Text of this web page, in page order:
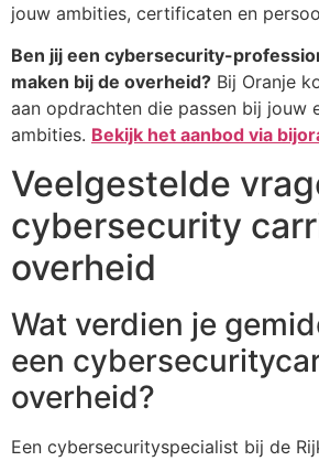
jouw ambities, certificaten en
Ben jij een cybersecurity-
maken bij de overheid? Bij Oranje
aan opdrachten die passen bij jouw
ambities. Bekijk het aanbod via
Veelgestelde
cybersecurity
overheid
Wat verdien je
een
overheid?
Een cybersecurityspecialist bij de